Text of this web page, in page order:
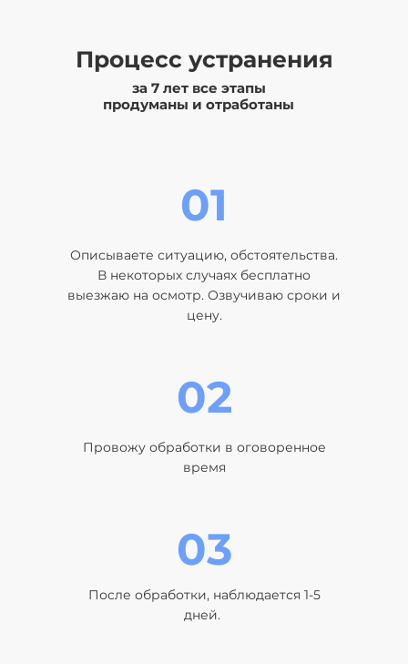
01
Описываете ситуацию, обстоятельства.
В некоторых случаях бесплатно
выезжаю на осмотр. Озвучиваю сроки и
цену.
02
Провожу обработки в оговоренное
время
03
После обработки, наблюдается 1-5
дней.
Процесс устранения
за 7 лет все этапы
продуманы и отработаны